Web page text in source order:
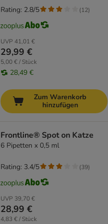
UVP 41,01 €
29,99 €
5,00 € / Stück
28,49 €
Rating: 2.8/5 (12)
Zum Warenkorb
hinzufügen
Frontline® Spot on Katze
6 Pipetten x 0,5 ml
UVP 39,70 €
28,99 €
4,83 € / Stück
Rating: 3.4/5 (39)